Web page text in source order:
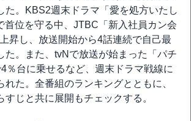
た。KBS2週末ドラマ「愛を処方いたし
首位を守る中、JTBC「新入社員カン会
昇し、放送開始から4話連続で自己最
た。また、tvNで放送が始まった「パチ
％台に乗せるなど、週末ドラマ戦線に
れた。全番組のランキングとともに、
すじと共に展開もチェックする。